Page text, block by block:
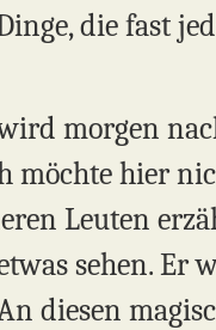
die fast
morgen
möchte hier
Leuten
sehen. Er
diesen